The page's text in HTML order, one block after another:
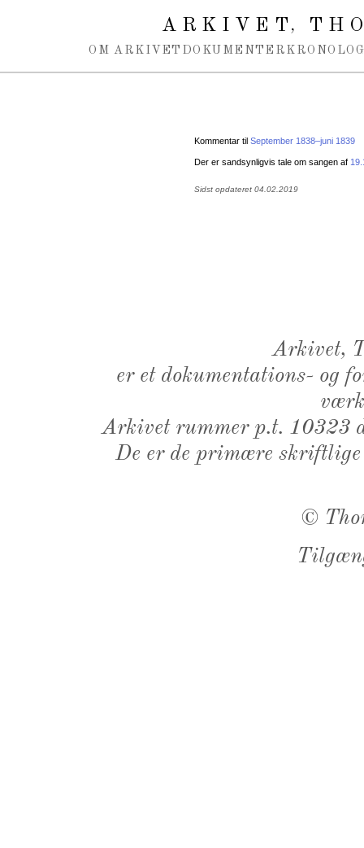
ARKIVET,
OM ARKIVET DOKUMENTER
Kommentar til September 1838–juni 1839
Der er sandsynligvis tale om sangen af
Sidst opdateret 04.02.2019
Arkivet,
er et dokumentations- og
Arkivet rummer p.t. 10323
De er de primære
©